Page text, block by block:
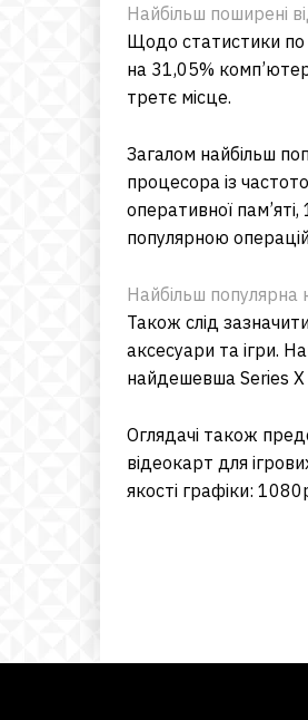
Найбільш поширені
Щодо статистики по
на 31,05%
третє місце.
Загалом найбільш
процесора із
оперативної
популярною
Найбільш популярна
Також слід
аксесуари та ігри.
найдешевша Series
Оглядачі також
відеокарт для
якості графіки: